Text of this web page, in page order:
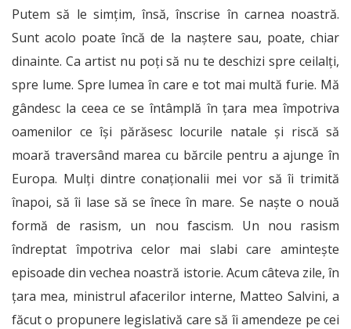
Putem să le simțim, însă, înscrise în carnea noastră.
Sunt acolo poate încă de la naștere sau, poate, chiar
dinainte. Ca artist nu poți să nu te deschizi spre ceilalți,
spre lume. Spre lumea în care e tot mai multă furie. Mă
gândesc la ceea ce se întâmplă în țara mea împotriva
oamenilor ce își părăsesc locurile natale și riscă să
moară traversând marea cu bărcile pentru a ajunge în
Europa. Mulți dintre conaționalii mei vor să îi trimită
înapoi, să îi lase să se înece în mare. Se naște o nouă
formă de rasism, un nou fascism. Un nou rasism
îndreptat împotriva celor mai slabi care amintește
episoade din vechea noastră istorie. Acum câteva zile, în
țara mea, ministrul afacerilor interne, Matteo Salvini, a
făcut o propunere legislativă care să îi amendeze pe cei